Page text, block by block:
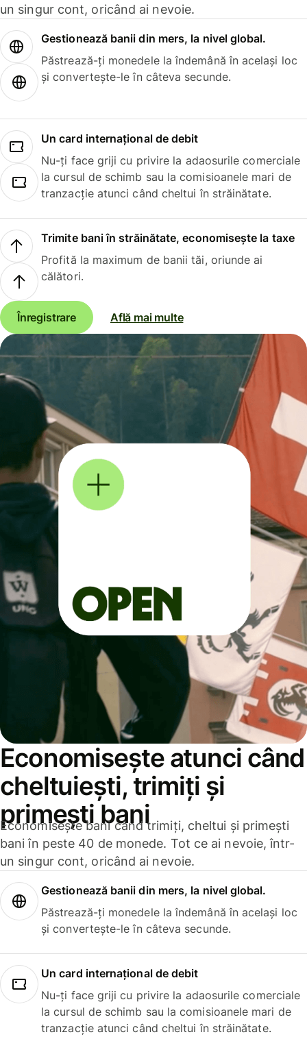
un singur cont, oricând ai nevoie.
Gestionează banii din mers, la nivel global.
Păstrează-ți monedele la îndemână în același loc
și convertește-le în câteva secunde.
Un card internațional de debit
Nu-ți face griji cu privire la adaosurile comerciale
la cursul de schimb sau la comisioanele mari de
tranzacție atunci când cheltui în străinătate.
Trimite bani în străinătate, economisește la taxe
Profită la maximum de banii tăi, oriunde ai
călători.
Înregistrare Află mai multe
Economisește atunci când
cheltuiești, trimiți și
primești bani
Economisește bani când trimiți, cheltui și primești
bani în peste 40 de monede. Tot ce ai nevoie, într-
un singur cont, oricând ai nevoie.
Gestionează banii din mers, la nivel global.
Păstrează-ți monedele la îndemână în același loc
și convertește-le în câteva secunde.
Un card internațional de debit
Nu-ți face griji cu privire la adaosurile comerciale
la cursul de schimb sau la comisioanele mari de
tranzacție atunci când cheltui în străinătate.